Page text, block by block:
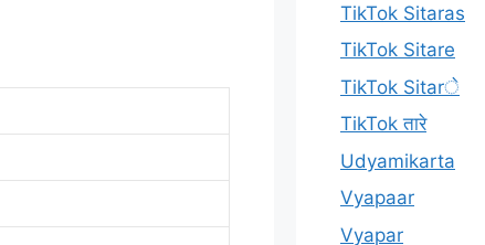
TikTok Sitaras
TikTok Sitare
TikTok Sitarे
TikTok तारे
Udyamikarta
Vyapaar
Vyapar